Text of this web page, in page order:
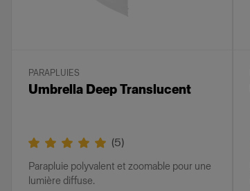
PARAPLUIES
Umbrella Deep Translucent
(5)
Parapluie polyvalent et zoomable pour une
lumière diffuse.